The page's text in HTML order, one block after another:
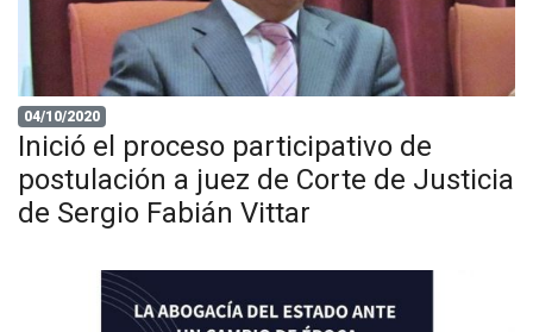
04/10/2020
Inició el proceso participativo de
postulación a juez de Corte de Justicia
de Sergio Fabián Vittar